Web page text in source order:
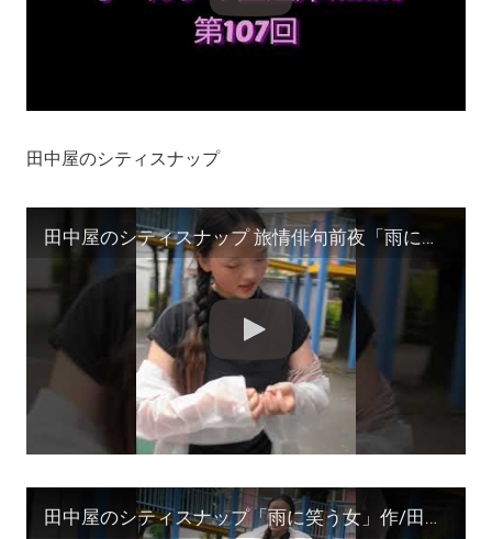
田中屋のシティスナップ
田中屋のシティスナップ 旅情俳句前夜「雨に濡れる高田馬場の女」撮影/田中宏明 #サーファー #shorts #zine
田中屋のシティスナップ「雨に笑う女」作/田中宏明 #shorts #モデル募集